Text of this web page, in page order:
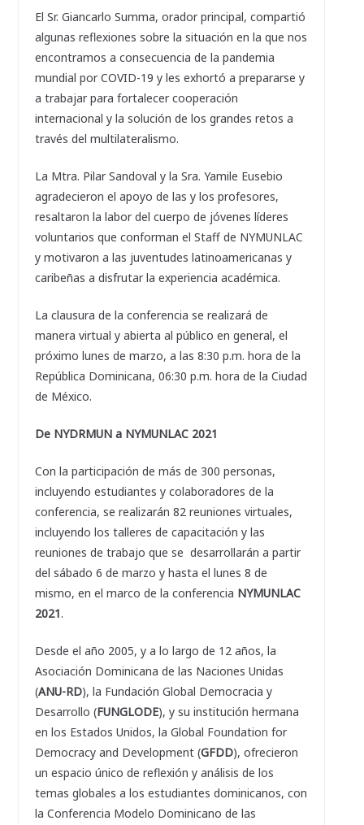
El Sr. Giancarlo Summa, orador principal, compartió
algunas reflexiones sobre la situación en la que nos
encontramos a consecuencia de la pandemia
mundial por COVID-19 y les exhortó a prepararse y
a trabajar para fortalecer cooperación
internacional y la solución de los grandes retos a
través del multilateralismo.
La Mtra. Pilar Sandoval y la Sra. Yamile Eusebio
agradecieron el apoyo de las y los profesores,
resaltaron la labor del cuerpo de jóvenes líderes
voluntarios que conforman el Staff de NYMUNLAC
y motivaron a las juventudes latinoamericanas y
caribeñas a disfrutar la experiencia académica.
La clausura de la conferencia se realizará de
manera virtual y abierta al público en general, el
próximo lunes de marzo, a las 8:30 p.m. hora de la
República Dominicana, 06:30 p.m. hora de la Ciudad
de México.
De NYDRMUN a NYMUNLAC 2021
Con la participación de más de 300 personas,
incluyendo estudiantes y colaboradores de la
conferencia, se realizarán 82 reuniones virtuales,
incluyendo los talleres de capacitación y las
reuniones de trabajo que se desarrollarán a partir
del sábado 6 de marzo y hasta el lunes 8 de
mismo, en el marco de la conferencia NYMUNLAC
2021.
Desde el año 2005, y a lo largo de 12 años, la
Asociación Dominicana de las Naciones Unidas
(ANU-RD), la Fundación Global Democracia y
Desarrollo (FUNGLODE), y su institución hermana
en los Estados Unidos, la Global Foundation for
Democracy and Development (GFDD), ofrecieron
un espacio único de reflexión y análisis de los
temas globales a los estudiantes dominicanos, con
la Conferencia Modelo Dominicano de las